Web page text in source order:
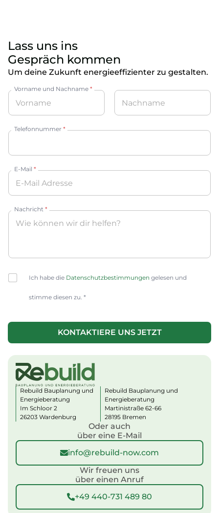
Lass uns ins
Gespräch kommen
Um deine Zukunft energieeffizienter zu gestalten.
Vorname und Nachname *
Vorname
Nachname
Telefonnummer *
E-Mail *
Nachricht *
h
e
s
*
Ich habe die Datenschutzbestimmungen gelesen und
stimme diesen zu. *
T
e
e
N
a
KONTAKTIERE UNS JETZT
Rebuild Bauplanung und
Energieberatung
Im Schloor 2
26203 Wardenburg
Rebuild Bauplanung und
Energieberatung
Martinistraße 62-66
28195 Bremen
Wir freuen uns
über einen Anruf
+49 440-731 489 80
Oder auch
über eine E-Mail
info@rebuild-now.com